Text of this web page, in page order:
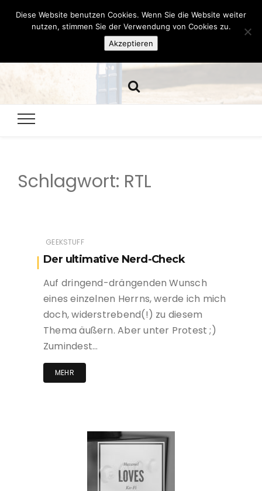
Hazamelistan
Schlagwort: RTL
GEEKSTUFF
Der ultimative Nerd-Check
Auf dringend-drängenden Wunsch
eines einzelnen Herrns, werde ich mich
doch, widerstrebend(!) zu diesem
Thema äußern. Aber unter Protest ;)
Zumindest…
MEHR
Diese Website benutzen Cookies. Wenn Sie die Website weiter
nutzen, stimmen Sie der Verwendung von Cookies zu.
Akzeptieren